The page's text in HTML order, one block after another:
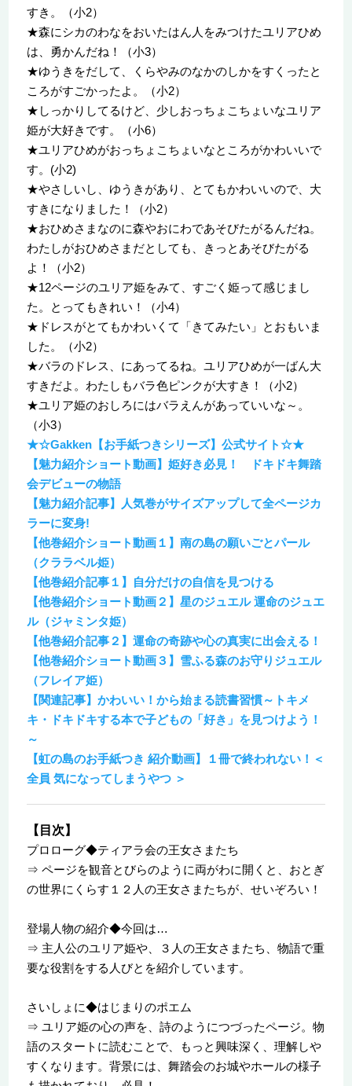
すき。（小2）
★森にシカのわなをおいたはん人をみつけたユリアひめ
は、勇かんだね！（小3）
★ゆうきをだして、くらやみのなかのしかをすくったと
ころがすごかったよ。（小2）
★しっかりしてるけど、少しおっちょこちょいなユリア
姫が大好きです。（小6）
★ユリアひめがおっちょこちょいなところがかわいいで
す。(小2)
★やさしいし、ゆうきがあり、とてもかわいいので、大
すきになりました！（小2）
★おひめさまなのに森やおにわであそびたがるんだね。
わたしがおひめさまだとしても、きっとあそびたがる
よ！（小2）
★12ページのユリア姫をみて、すごく姫って感じまし
た。とってもきれい！（小4）
★ドレスがとてもかわいくて「きてみたい」とおもいま
した。（小2）
★バラのドレス、にあってるね。ユリアひめが一ばん大
すきだよ。わたしもバラ色ピンクが大すき！（小2）
★ユリア姫のおしろにはバラえんがあっていいな～。
（小3）
★☆Gakken【お手紙つきシリーズ】公式サイト☆★
【魅力紹介ショート動画】姫好き必見！ ドキドキ舞踏
会デビューの物語
【魅力紹介記事】人気巻がサイズアップして全ページカ
ラーに変身!
【他巻紹介ショート動画１】南の島の願いごとパール
（クララベル姫）
【他巻紹介記事１】自分だけの自信を見つける
【他巻紹介ショート動画２】星のジュエル 運命のジュエ
ル（ジャミンタ姫）
【他巻紹介記事２】運命の奇跡や心の真実に出会える！
【他巻紹介ショート動画３】雪ふる森のお守りジュエル
（フレイア姫）
【関連記事】かわいい！から始まる読書習慣～トキメ
キ・ドキドキする本で子どもの「好き」を見つけよう！
～
【虹の島のお手紙つき 紹介動画】１冊で終われない！＜
全員 気になってしまうやつ ＞
【目次】
プロローグ◆ティアラ会の王女さまたち
⇒ ページを観音とびらのように両がわに開くと、おとぎ
の世界にくらす１２人の王女さまたちが、せいぞろい！
登場人物の紹介◆今回は…
⇒ 主人公のユリア姫や、３人の王女さまたち、物語で重
要な役割をする人びとを紹介しています。
さいしょに◆はじまりのポエム
⇒ ユリア姫の心の声を、詩のようにつづったページ。物
語のスタートに読むことで、もっと興味深く、理解しや
すくなります。背景には、舞踏会のお城やホールの様子